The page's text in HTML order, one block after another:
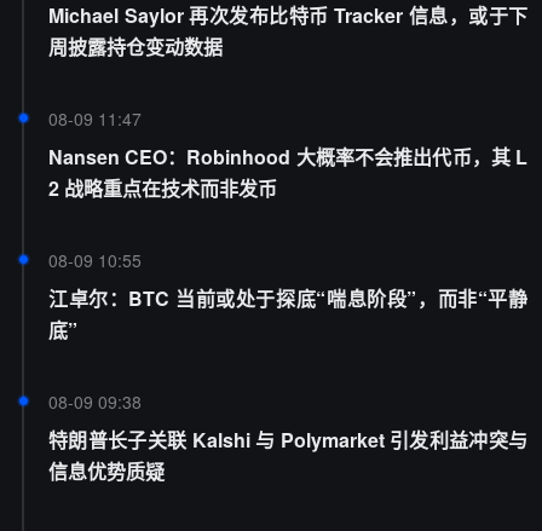
Michael Saylor 再次发布比特币 Tracker 信息，或于下
周披露持仓变动数据
08-09 11:47
Nansen CEO：Robinhood 大概率不会推出代币，其 L
2 战略重点在技术而非发币
08-09 10:55
江卓尔：BTC 当前或处于探底“喘息阶段”，而非“平静
底”
08-09 09:38
特朗普长子关联 Kalshi 与 Polymarket 引发利益冲突与
信息优势质疑